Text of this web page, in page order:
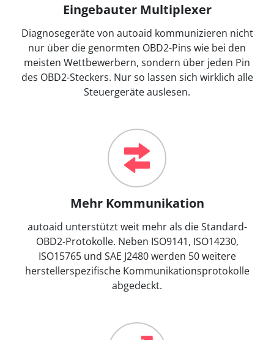
Eingebauter Multiplexer
Diagnosegeräte von autoaid kommunizieren nicht
nur über die genormten OBD2-Pins wie bei den
meisten Wettbewerbern, sondern über jeden Pin
des OBD2-Steckers. Nur so lassen sich wirklich alle
Steuergeräte auslesen.
Mehr Kommunikation
autoaid unterstützt weit mehr als die Standard-
OBD2-Protokolle. Neben ISO9141, ISO14230,
ISO15765 und SAE J2480 werden 50 weitere
herstellerspezifische Kommunikationsprotokolle
abgedeckt.